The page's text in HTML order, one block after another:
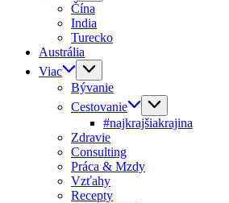
Čína
India
Turecko
Austrália
Viac
Bývanie
Cestovanie
#najkrajšiakrajina
Zdravie
Consulting
Práca & Mzdy
Vzťahy
Recepty